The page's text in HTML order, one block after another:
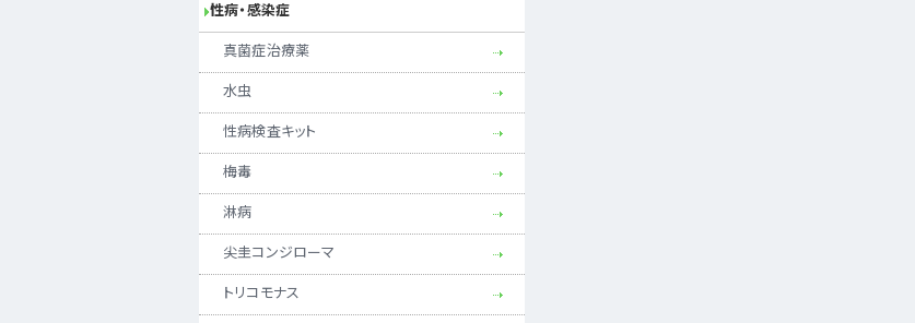
性病・感染症
真菌症治療薬
水虫
性病検査キット
梅毒
淋病
尖圭コンジローマ
トリコモナス